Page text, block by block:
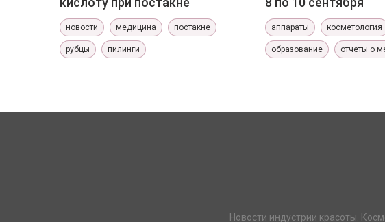
новости медицина постакне
рубцы пилинги
аппараты косметология
образование отчеты о
Новости индустрии красоты.